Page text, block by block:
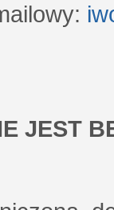
JEST